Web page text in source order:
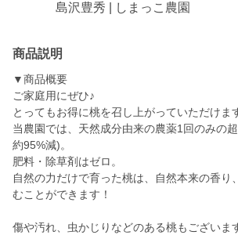
島沢豊秀 | しまっこ農園
商品説明
▼商品概要
ご家庭用にぜひ♪
とってもお得に桃を召し上がっていただけま
当農園では、天然成分由来の農薬1回のみの
約95%減)。
肥料・除草剤はゼロ。
自然の力だけで育った桃は、自然本来の香り
むことができます！
傷や汚れ、虫かじりなどのある桃もございま